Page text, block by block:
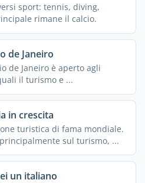
sport: tennis, diving,
rimane il calcio.
de Janeiro
de Janeiro è aperto agli
il turismo e ...
in crescita
turistica di fama mondiale.
sul turismo, ...
un italiano